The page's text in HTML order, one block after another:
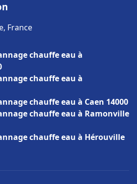
France
chauffe eau à
chauffe eau à
chauffe eau à Caen 14000
chauffe eau à Ramonville
chauffe eau à Hérouville